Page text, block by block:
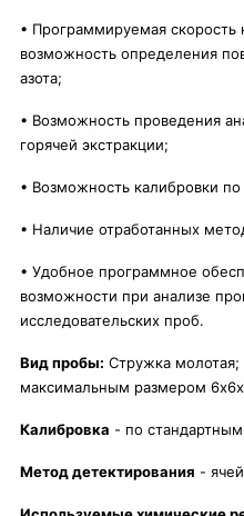
• Программируемая скорость
возможность определения
азота;
• Возможность проведения
горячей экстракции;
• Возможность калибровки
• Наличие отработанных
• Удобное программное
возможности при анализе
исследовательских проб.
Вид пробы: Стружка молотая;
максимальным размером
Калибровка - по
Метод детектирования -